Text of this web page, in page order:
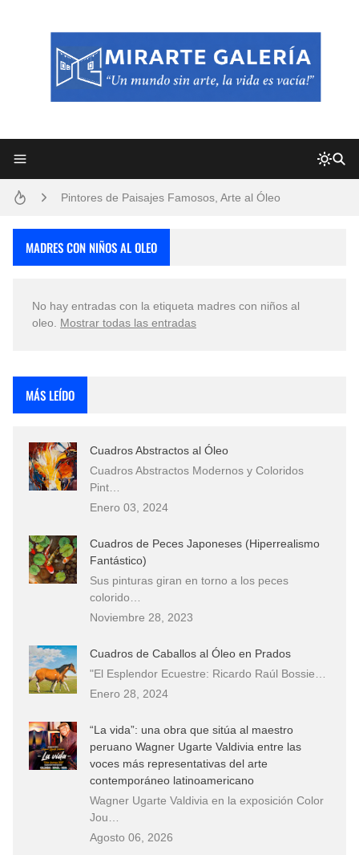
Pintores de Paisajes Famosos, Arte al Óleo
Que significan los cuadros de negras africanas?
El mundo del arte en pintura surrealista
MADRES CON NIÑOS AL OLEO
No hay entradas con la etiqueta madres con niños al
oleo
Mostrar todas las entradas
MÁS LEÍDO
Cuadros Abstractos al Óleo
Cuadros Abstractos Modernos y Coloridos
Pint…
Enero 03, 2024
Cuadros de Peces Japoneses (Hiperrealismo
Fantástico)
Sus pinturas giran en torno a los peces
colorido…
Noviembre 28, 2023
Cuadros de Caballos al Óleo en Prados
"El Esplendor Ecuestre: Ricardo Raúl Bossie…
Enero 28, 2024
“La vida”: una obra que sitúa al maestro
peruano Wagner Ugarte Valdivia entre las
voces más representativas del arte
contemporáneo latinoamericano
Wagner Ugarte Valdivia en la exposición Color
Jou…
Agosto 06, 2026